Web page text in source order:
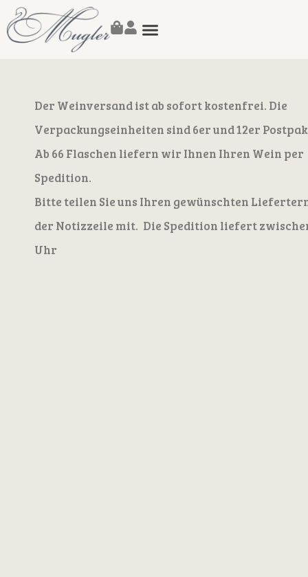
Der Weinversand ist ab sofort kostenfrei. Die
Verpackungseinheiten sind 6er und 12er
Ab 66 Flaschen liefern wir Ihnen Ihren Wein per
Spedition.
Bitte teilen Sie uns Ihren gewünschten
der Notizzeile mit. Die Spedition liefert
Uhr